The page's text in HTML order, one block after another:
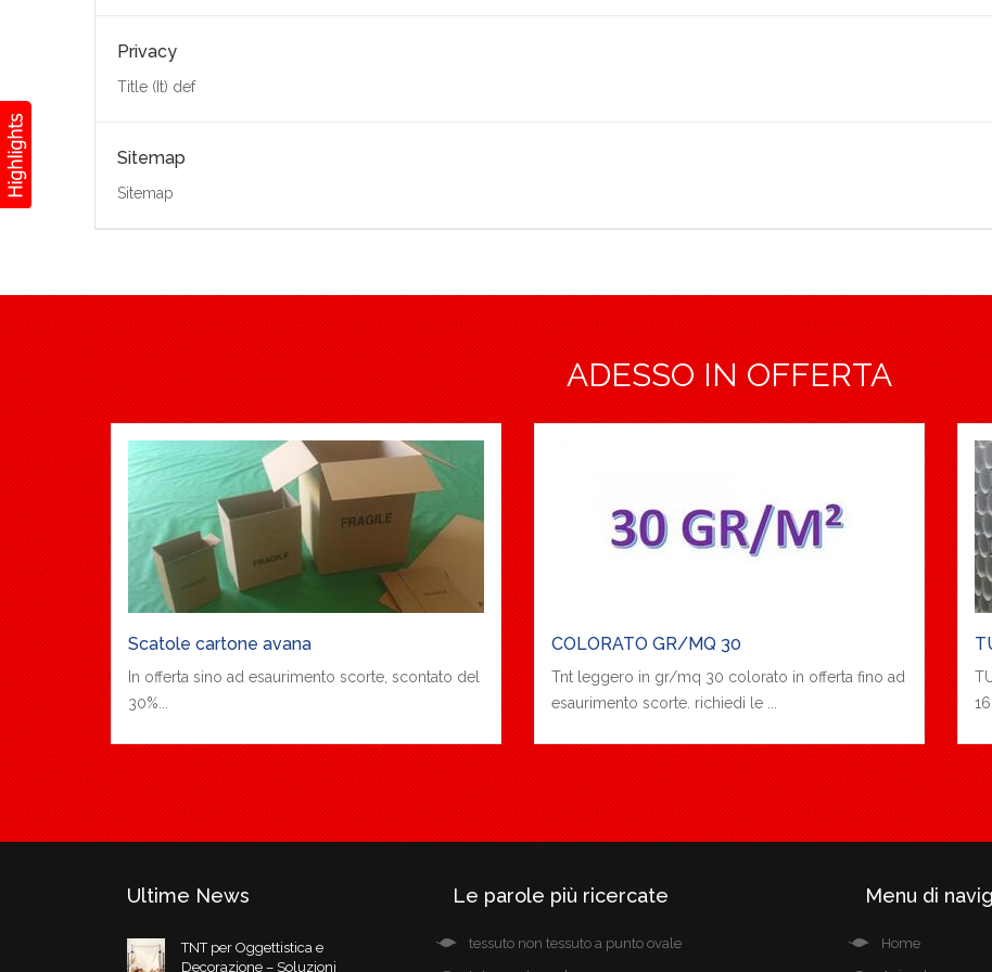
Privacy
Title (It) def
Sitemap
Sitemap
ADESSO IN OFFERTA
Scatole cartone avana
In offerta sino ad esaurimento scorte, scontato del
30%...
COLORATO GR/MQ 30
Tnt leggero in gr/mq 30 colorato in offerta fino ad
esaurimento scorte. richiedi le ...
Ultime News
TNT per Oggettistica e
Decorazione – Soluzioni
Le parole più ricercate
tessuto non tessuto a punto ovale
Menu di
Home